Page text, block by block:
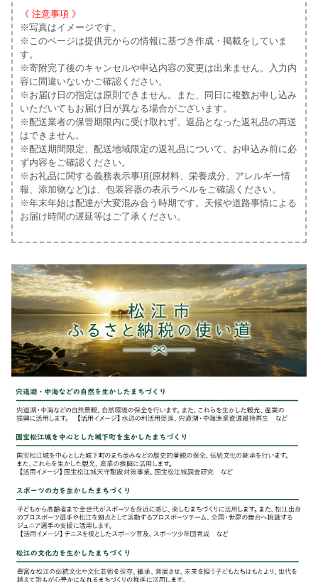
《 注意事項 》
※写真はイメージです。
※このページは提供元からの情報に基づき作成・掲載をしていま
す。
※寄附完了後のキャンセルや申込内容の変更は出来ません。入力内
容に間違いないかご確認ください。
※お届け日の指定は原則できません。また、同日に複数お申し込み
いただいてもお届け日が異なる場合がございます。
※配送業者の保管期限内に受け取れず、返品となった返礼品の再送
はできません。
※配送期間限定、配送地域限定の返礼品について、お申込み前に必
ず内容をご確認ください。
※お礼品に関する義務表示事項(原材料、栄養成分、アレルギー情
報、添加物など)は、包装容器の表示ラベルをご確認ください。
※年末年始は配達が大変混み合う時期です。天候や道路事情による
お届け時間の遅延等はご了承ください。